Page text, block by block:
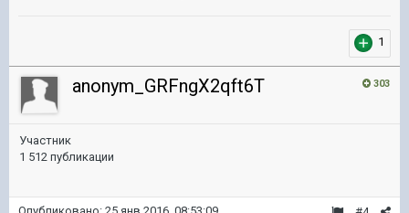
1
303
anonym_GRFngX2qft6T
Участник
1 512 публикации